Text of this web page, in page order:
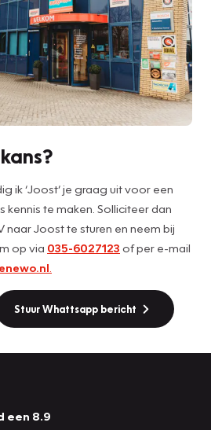
ik ‘Joost’ je graag uit voor een
kennis te maken. Solliciteer dan
Joost te sturen en neem bij
op via 035-6027123 of per e-mail
Stuur Whattsapp bericht
een 8.9